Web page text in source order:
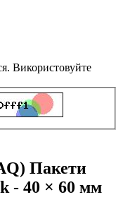
Використовуйте
Пакети
- 40 × 60 мм